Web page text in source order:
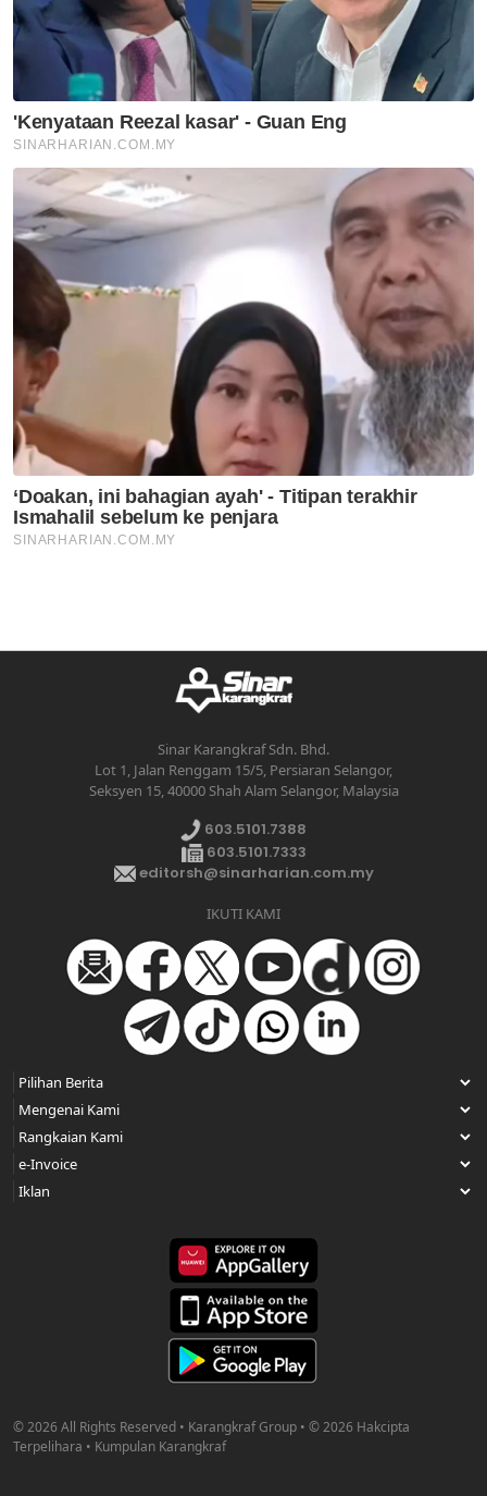
Sinar Karangkraf Sdn. Bhd.
Lot 1, Jalan Renggam 15/5, Persiaran Selangor,
Seksyen 15, 40000 Shah Alam Selangor, Malaysia
603.5101.7388
603.5101.7333
editorsh@sinarharian.com.my
IKUTI KAMI
© 2026 All Rights Reserved • Karangkraf Group • © 2026 Hakcipta
Terpelihara • Kumpulan Karangkraf